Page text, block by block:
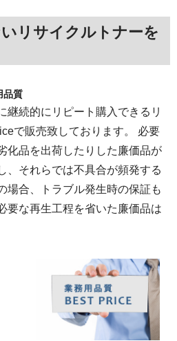
リサイクルトナーを
品質
継続的にリピート購入できるリ
で販売致しております。 必要
化品を出荷したりした廉価品が
、それらでは不具合が頻発する
場合、トラブル発生時の保証も
要な再生工程を省いた廉価品は